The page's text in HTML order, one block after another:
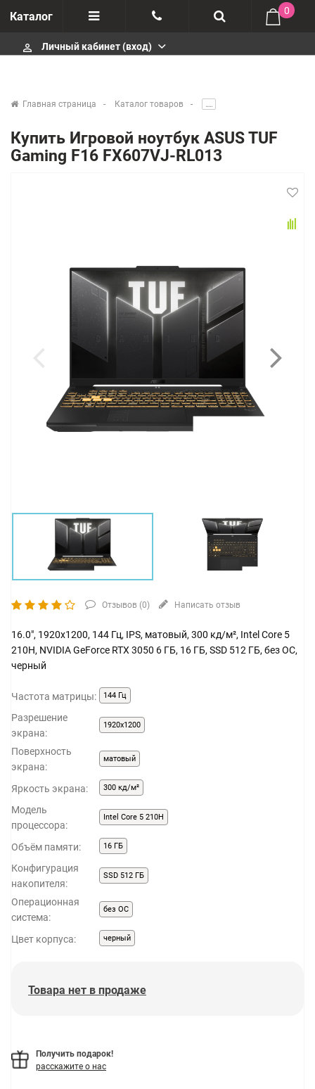
Каталог
Отзывы
Гарантия
+375447430404
infobelm.by@yandex.ru
0
perm_identity Личный кабинет (вход)
Главная страница Каталог товаров .....
Купить Игровой ноутбук ASUS TUF
Gaming F16 FX607VJ-RL013
Отзывов (0) Написать отзыв
16.0", 1920x1200, 144 Гц, IPS, матовый, 300 кд/м², Intel Core 5
210H, NVIDIA GeForce RTX 3050 6 ГБ, 16 ГБ, SSD 512 ГБ, без ОС,
черный
Частота матрицы: 144 Гц
Разрешение
экрана:
1920x1200
Поверхность
экрана:
матовый
Яркость экрана: 300 кд/м²
Модель
процессора:
Intel Core 5 210H
Объём памяти: 16 ГБ
Конфигурация
накопителя:
SSD 512 ГБ
Операционная
система:
без ОС
Цвет корпуса: черный
Товара нет в продаже
Получить подарок!
расскажите о нас